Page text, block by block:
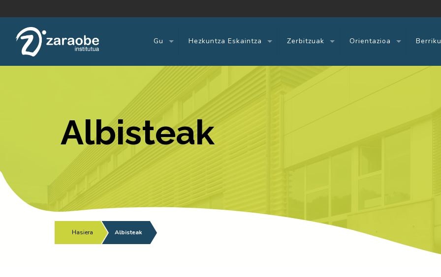
Gu Hezkuntza Eskaintza Zerbitzuak Orientazioa
Albisteak
Hasiera Albisteak